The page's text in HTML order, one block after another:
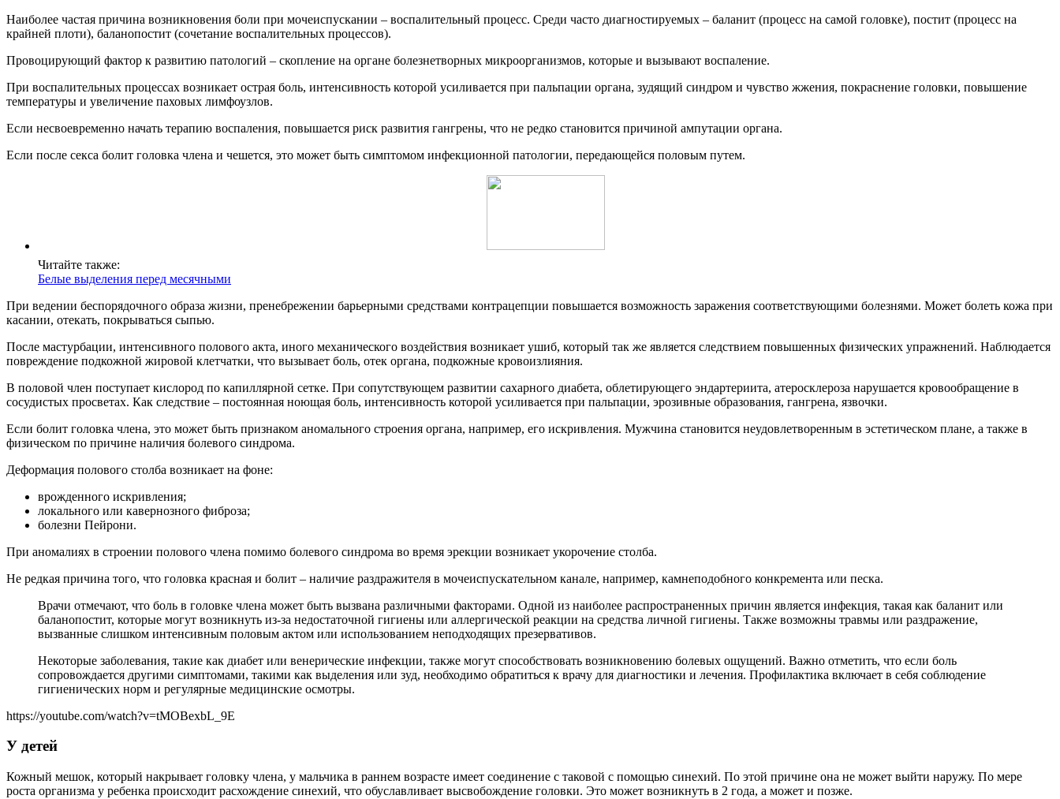
Наиболее частая причина возникновения боли при мочеиспускании – воспалительный процесс. Среди часто диагностируемых – баланит (процесс на самой головке), постит (процесс на
крайней плоти), баланопостит (сочетание воспалительных процессов).
Провоцирующий фактор к развитию патологий – скопление на органе болезнетворных микроорганизмов, которые и вызывают воспаление.
При воспалительных процессах возникает острая боль, интенсивность которой усиливается при пальпации органа, зудящий синдром и чувство жжения, покраснение головки, повышение
температуры и увеличение паховых лимфоузлов.
Если несвоевременно начать терапию воспаления, повышается риск развития гангрены, что не редко становится причиной ампутации органа.
Если после секса болит головка члена и чешется, это может быть симптомом инфекционной патологии, передающейся половым путем.
Читайте также:
Белые выделения перед месячными
При ведении беспорядочного образа жизни, пренебрежении барьерными средствами контрацепции повышается возможность заражения соответствующими болезнями. Может болеть кожа при
касании, отекать, покрываться сыпью.
После мастурбации, интенсивного полового акта, иного механического воздействия возникает ушиб, который так же является следствием повышенных физических упражнений. Наблюдается
повреждение подкожной жировой клетчатки, что вызывает боль, отек органа, подкожные кровоизлияния.
В половой член поступает кислород по капиллярной сетке. При сопутствующем развитии сахарного диабета, облетирующего эндартериита, атеросклероза нарушается кровообращение в
сосудистых просветах. Как следствие – постоянная ноющая боль, интенсивность которой усиливается при пальпации, эрозивные образования, гангрена, язвочки.
Если болит головка члена, это может быть признаком аномального строения органа, например, его искривления. Мужчина становится неудовлетворенным в эстетическом плане, а также в
физическом по причине наличия болевого синдрома.
Деформация полового столба возникает на фоне:
врожденного искривления;
локального или кавернозного фиброза;
болезни Пейрони.
При аномалиях в строении полового члена помимо болевого синдрома во время эрекции возникает укорочение столба.
Не редкая причина того, что головка красная и болит – наличие раздражителя в мочеиспускательном канале, например, камнеподобного конкремента или песка.
Врачи отмечают, что боль в головке члена может быть вызвана различными факторами. Одной из наиболее распространенных причин является инфекция, такая как баланит или
баланопостит, которые могут возникнуть из-за недостаточной гигиены или аллергической реакции на средства личной гигиены. Также возможны травмы или раздражение,
вызванные слишком интенсивным половым актом или использованием неподходящих презервативов.
Некоторые заболевания, такие как диабет или венерические инфекции, также могут способствовать возникновению болевых ощущений. Важно отметить, что если боль
сопровождается другими симптомами, такими как выделения или зуд, необходимо обратиться к врачу для диагностики и лечения. Профилактика включает в себя соблюдение
гигиенических норм и регулярные медицинские осмотры.
https://youtube.com/watch?v=tMOBexbL_9E
У детей
Кожный мешок, который накрывает головку члена, у мальчика в раннем возрасте имеет соединение с таковой с помощью синехий. По этой причине она не может выйти наружу. По мере
роста организма у ребенка происходит расхождение синехий, что обуславливает высвобождение головки. Это может возникнуть в 2 года, а может и позже.